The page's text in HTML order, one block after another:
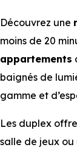
Découvrez une
moins de 20
appartements
baignés de
gamme et
Les duplex
salle de jeux